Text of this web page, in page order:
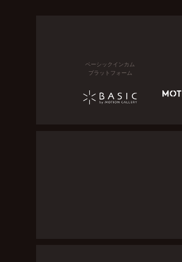
ベーシックインカム
プラットフォーム